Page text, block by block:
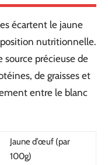
écartent le jaune
nutritionnelle.
source précieuse de
de graisses et
entre le blanc
Jaune d’œuf (par
100g)